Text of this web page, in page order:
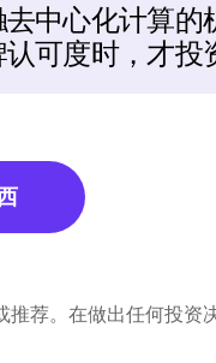
中心化计算的
可度时，才投
荐。在做出任何投资